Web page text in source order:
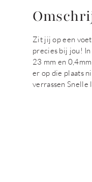
Zit jij op een
precies bij jou! In
23 mm en
er op die plaats
verrassen